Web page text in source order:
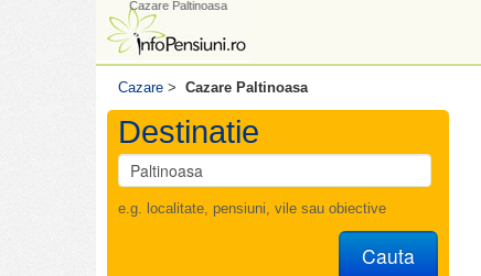
Cazare Paltinoasa
Cazare > Cazare Paltinoasa
Destinatie
e.g. localitate, pensiuni, vile sau obiective
Cauta